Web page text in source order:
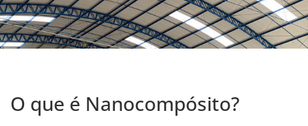
O que é Nanocompósito?